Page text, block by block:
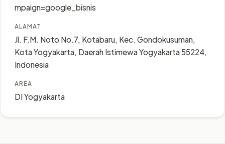
mpaign=google_bisnis
ALAMAT
Jl. F.M. Noto No.7, Kotabaru, Kec. Gondokusuman,
Kota Yogyakarta, Daerah Istimewa Yogyakarta 55224,
Indonesia
AREA
DI Yogyakarta